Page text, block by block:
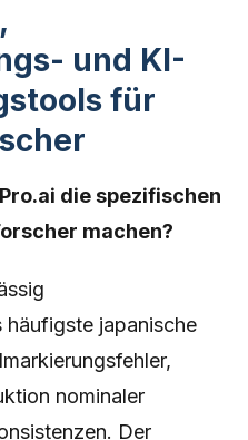
und KI-
für
die spezifischen
machen?
häufigste japanische
nominaler
Der